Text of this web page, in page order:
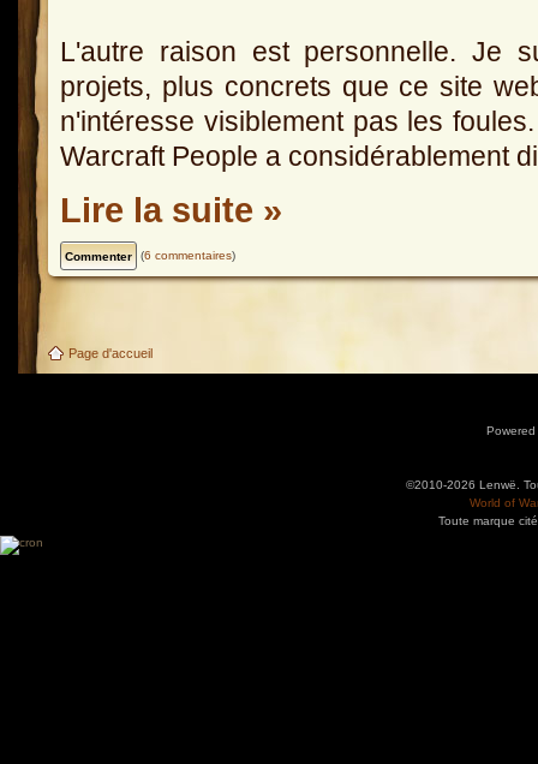
L'autre raison est personnelle. Je
projets, plus concrets que ce site
n'intéresse visiblement pas les
Warcraft People a considérablement
Lire la suite »
(6 commentaires)
Page d'accueil
©2010-2026 Lenwë.
World of
Toute marque
Utilisez l'adresse suivante pour accéder au calendrier des évènements depuis d'autres